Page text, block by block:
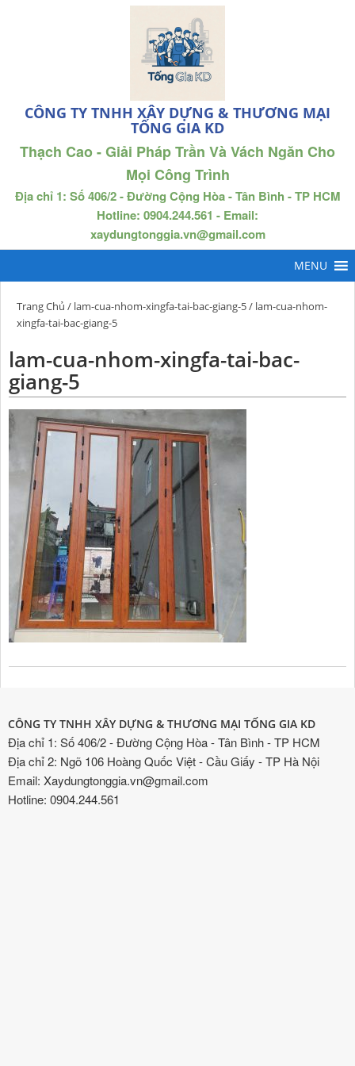
CÔNG TY TNHH XÂY DỰNG & THƯƠNG MẠI
TỐNG GIA KD
Thạch Cao - Giải Pháp Trần Và Vách Ngăn Cho
Mọi Công Trình
Địa chỉ 1: Số 406/2 - Đường Cộng Hòa - Tân Bình - TP HCM
Hotline: 0904.244.561 - Email:
xaydungtonggia.vn@gmail.com
Trang Chủ / lam-cua-nhom-xingfa-tai-bac-giang-5/ lam-cua-nhom-
xingfa-tai-bac-giang-5
lam-cua-nhom-xingfa-tai-bac-
giang-5
CÔNG TY TNHH XÂY DỰNG & THƯƠNG MẠI TỐNG GIA KD
Địa chỉ 1: Số 406/2 - Đường Cộng Hòa - Tân Bình - TP HCM
Địa chỉ 2: Ngõ 106 Hoàng Quốc Việt - Cầu Giấy - TP Hà Nội
Email: Xaydungtonggia.vn@gmail.com
Hotline: 0904.244.561